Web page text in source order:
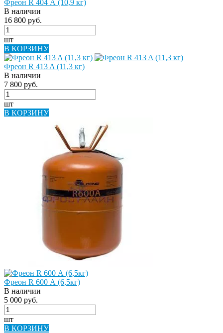
Фреон R 404 А (10,9 кг)
В наличии
16 800 руб.
шт
В КОРЗИНУ
Фреон R 413 A (11,3 кг)
В наличии
7 800 руб.
шт
В КОРЗИНУ
Фреон R 600 А (6,5кг)
В наличии
5 000 руб.
шт
В КОРЗИНУ